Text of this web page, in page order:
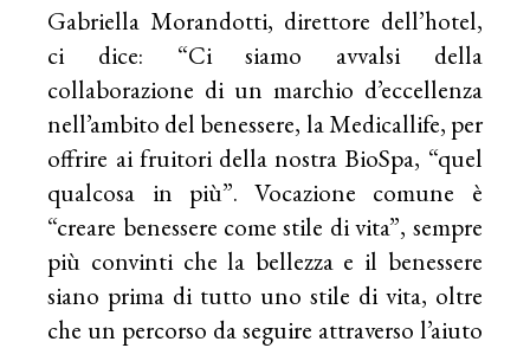
Gabriella Morandotti, direttore dell’hotel,
ci dice: “Ci siamo avvalsi della
collaborazione di un marchio d’eccellenza
nell’ambito del benessere, la Medicallife, per
offrire ai fruitori della nostra BioSpa, “quel
qualcosa in più”. Vocazione comune è
“creare benessere come stile di vita”, sempre
più convinti che la bellezza e il benessere
siano prima di tutto uno stile di vita, oltre
che un percorso da seguire attraverso l’aiuto